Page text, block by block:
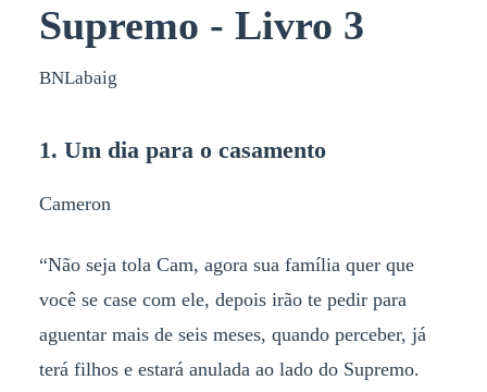
Supremo - Livro 3
BNLabaig
1. Um dia para o casamento
Cameron
“Não seja tola Cam, agora sua família quer que
você se case com ele, depois irão te pedir para
aguentar mais de seis meses, quando perceber, já
terá filhos e estará anulada ao lado do Supremo.